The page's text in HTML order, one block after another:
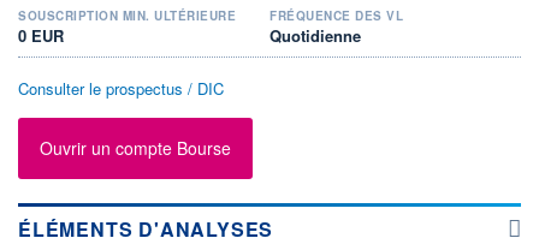
SOUSCRIPTION MIN. ULTÉRIEURE
0 EUR
FRÉQUENCE DES VL
Quotidienne
Consulter le prospectus / DIC
Ouvrir un compte Bourse
ÉLÉMENTS D'ANALYSES